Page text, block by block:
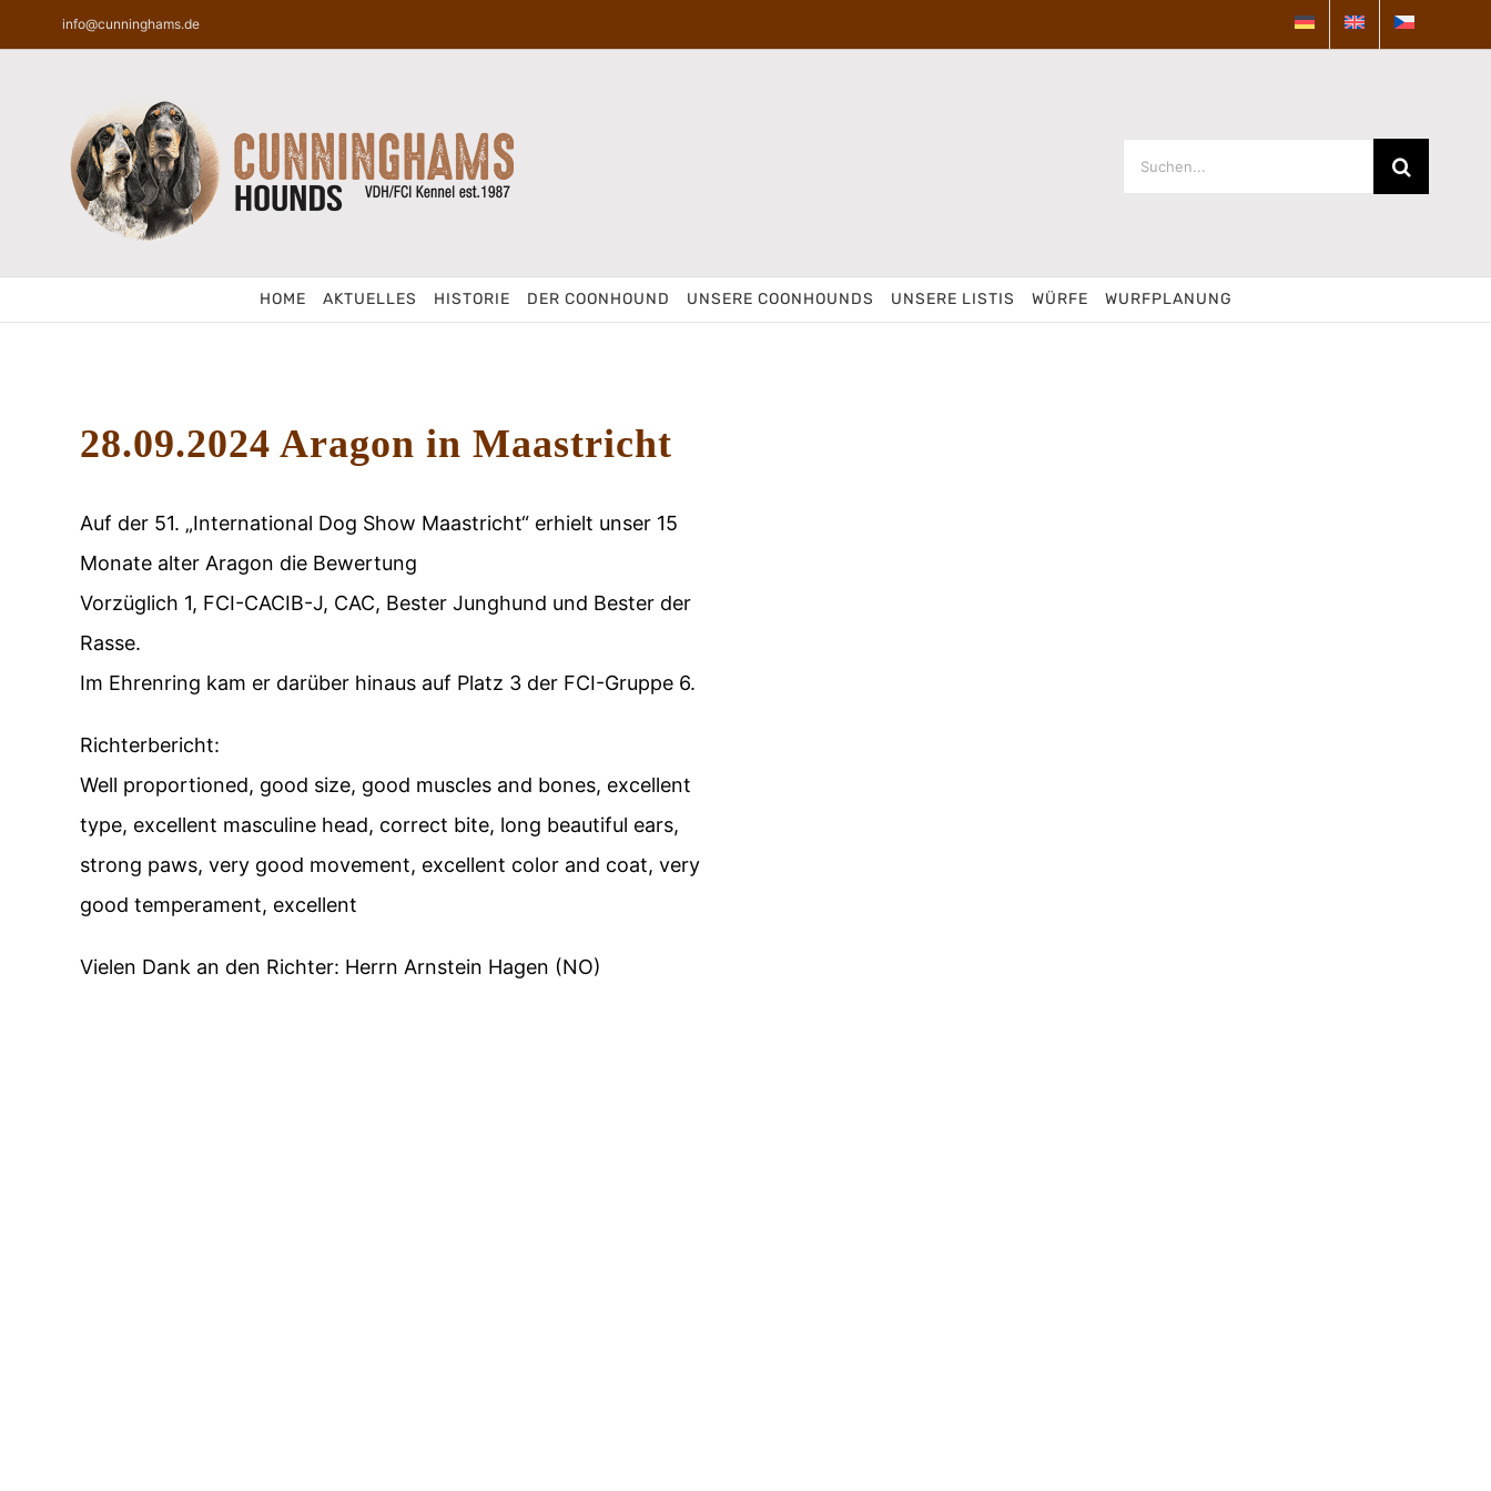
info@cunninghams.de
Suche
HOME AKTUELLES HISTORIE DER COONHOUND UNSERE COONHOUNDS UNSERE LISTIS WÜRFE WURFPLANUNG
28.09.2024 Aragon in Maastricht
Auf der 51. „International Dog Show Maastricht“ erhielt unser 15
Monate alter Aragon die Bewertung
Vorzüglich 1, FCI-CACIB-J, CAC, Bester Junghund und Bester der
Rasse.
Im Ehrenring kam er darüber hinaus auf Platz 3 der FCI-Gruppe 6.
Richterbericht:
Well proportioned, good size, good muscles and bones, excellent
type, excellent masculine head, correct bite, long beautiful ears,
strong paws, very good movement, excellent color and coat, very
good temperament, excellent
Vielen Dank an den Richter: Herrn Arnstein Hagen (NO)